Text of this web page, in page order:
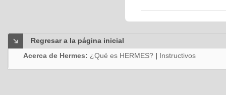
Regresar a la página inicial
Acerca de Hermes: ¿Qué es HERMES? | Instructivos